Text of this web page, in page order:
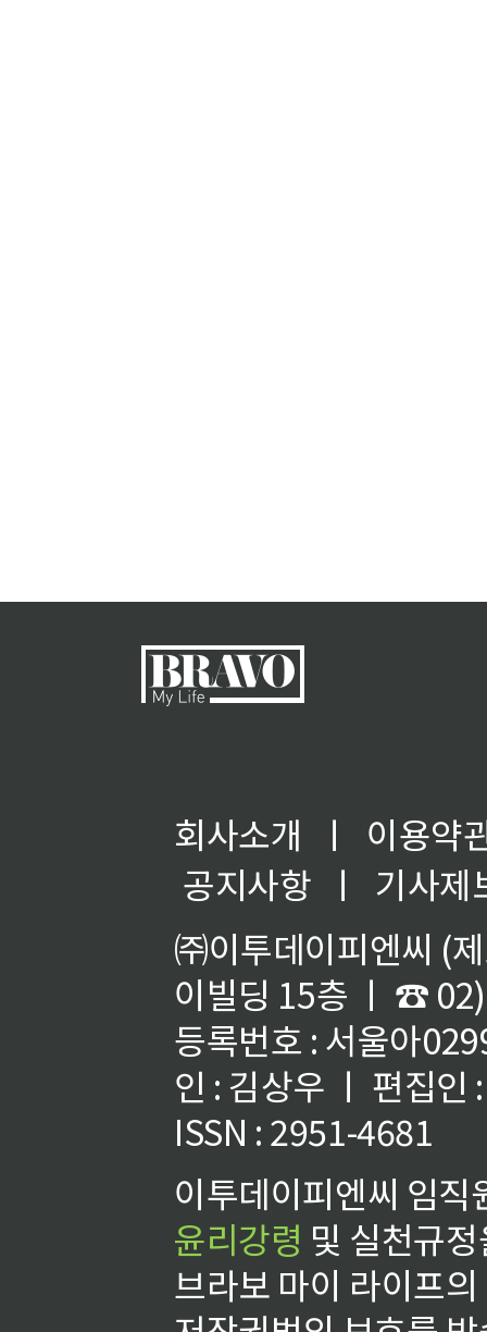
회사소개 ㅣ
이용약
공지사항
ㅣ
기사제
㈜이투데이피엔씨 (
이빌딩 15층 ㅣ ☎
등록번호 : 서울아
인 : 김상우 ㅣ 편집인
ISSN : 2951-4681
이투데이피엔씨 임
윤리강령 및 실천규
브라보 마이 라이프